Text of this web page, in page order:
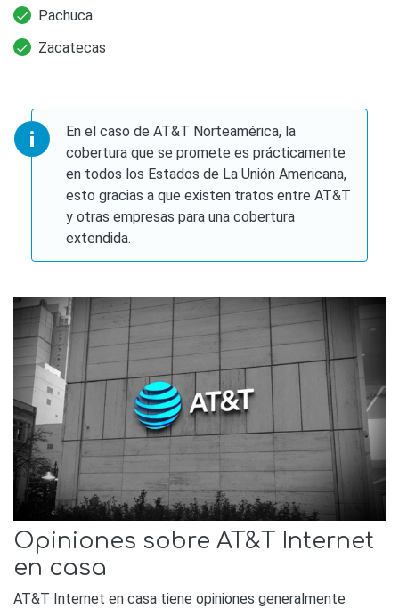
Pachuca
Zacatecas
En el caso de AT&T Norteamérica, la
cobertura que se promete es prácticamente
en todos los Estados de La Unión Americana,
esto gracias a que existen tratos entre AT&T
y otras empresas para una cobertura
extendida.
Opiniones sobre AT&T Internet
en casa
AT&T Internet en casa tiene opiniones generalmente